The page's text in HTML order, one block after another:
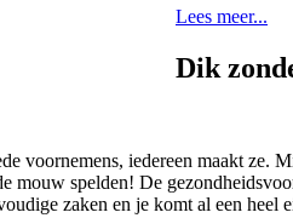
Lees meer...
Dik
voornemens, iedereen maakt ze.
mouw spelden! De
zaken en je komt al een heel